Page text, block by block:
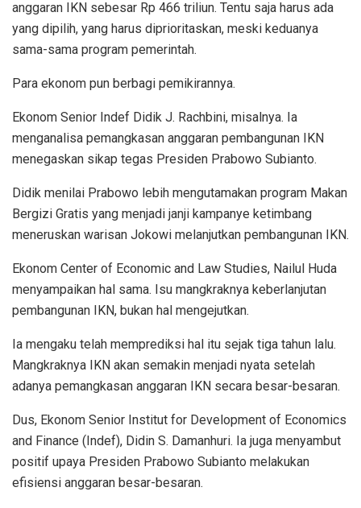
anggaran IKN sebesar Rp 466 triliun. Tentu saja harus ada
yang dipilih, yang harus diprioritaskan, meski keduanya
sama-sama program pemerintah.
Para ekonom pun berbagi pemikirannya.
Ekonom Senior Indef Didik J. Rachbini, misalnya. Ia
menganalisa pemangkasan anggaran pembangunan IKN
menegaskan sikap tegas Presiden Prabowo Subianto.
Didik menilai Prabowo lebih mengutamakan program Makan
Bergizi Gratis yang menjadi janji kampanye ketimbang
meneruskan warisan Jokowi melanjutkan pembangunan IKN.
Ekonom Center of Economic and Law Studies, Nailul Huda
menyampaikan hal sama. Isu mangkraknya keberlanjutan
pembangunan IKN, bukan hal mengejutkan.
Ia mengaku telah memprediksi hal itu sejak tiga tahun lalu.
Mangkraknya IKN akan semakin menjadi nyata setelah
adanya pemangkasan anggaran IKN secara besar-besaran.
Dus, Ekonom Senior Institut for Development of Economics
and Finance (Indef), Didin S. Damanhuri. Ia juga menyambut
positif upaya Presiden Prabowo Subianto melakukan
efisiensi anggaran besar-besaran.